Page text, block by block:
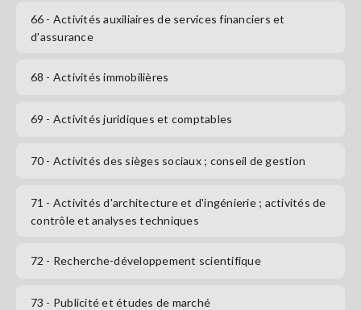
66 - Activités auxiliaires de services financiers et
d'assurance
68 - Activités immobilières
69 - Activités juridiques et comptables
70 - Activités des sièges sociaux ; conseil de gestion
71 - Activités d'architecture et d'ingénierie ; activités de
contrôle et analyses techniques
72 - Recherche-développement scientifique
73 - Publicité et études de marché